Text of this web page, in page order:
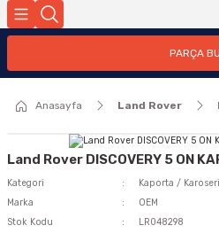
PARÇA
Anasayfa Land Rover
Land Rover DISCOVERY 5 ON
Kategori
Kaporta / Karoseri
Marka
OEM
Stok Kodu
LR048298